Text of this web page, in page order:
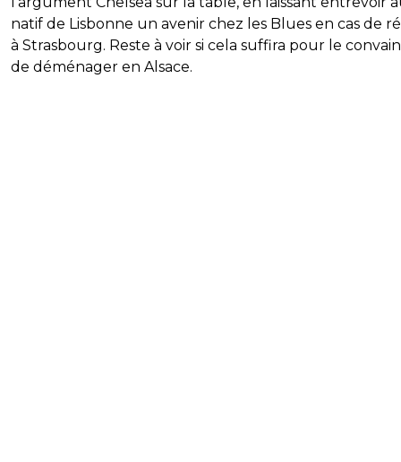
natif de Lisbonne un avenir chez les Blues en cas de
à Strasbourg. Reste à voir si cela suffira pour le
de déménager en Alsace.